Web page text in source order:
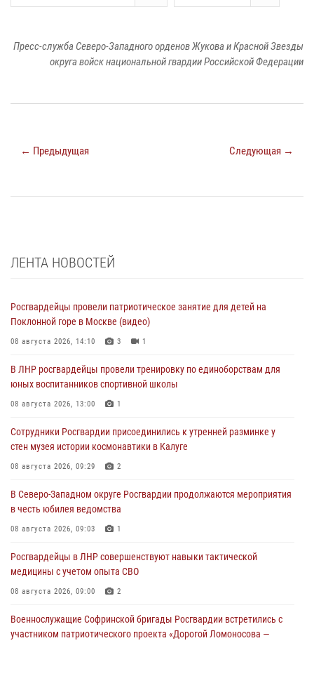
Пресс-служба Северо-Западного орденов Жукова и Красной Звезды
округа войск национальной гвардии Российской Федерации
← Предыдущая Следующая →
ЛЕНТА НОВОСТЕЙ
Росгвардейцы провели патриотическое занятие для детей на
Поклонной горе в Москве (видео)
08 августа 2026, 14:10 3 1
В ЛНР росгвардейцы провели тренировку по единоборствам для
юных воспитанников спортивной школы
08 августа 2026, 13:00 1
Сотрудники Росгвардии присоединились к утренней разминке у
стен музея истории космонавтики в Калуге
08 августа 2026, 09:29 2
В Северо-Западном округе Росгвардии продолжаются мероприятия
в честь юбилея ведомства
08 августа 2026, 09:03 1
Росгвардейцы в ЛНР совершенствуют навыки тактической
медицины с учетом опыта СВО
08 августа 2026, 09:00 2
Военнослужащие Софринской бригады Росгвардии встретились с
участником патриотического проекта «Дорогой Ломоносова —